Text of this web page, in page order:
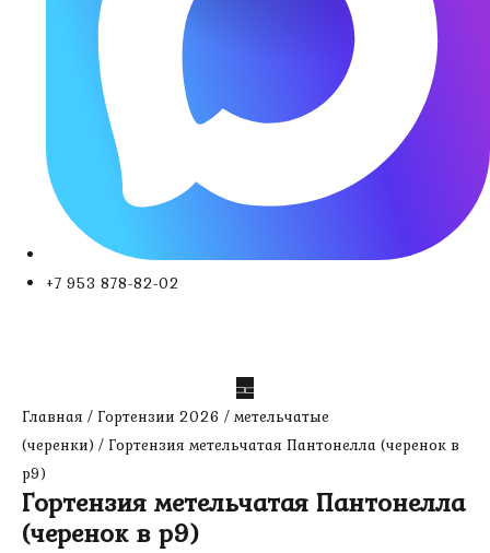
+7 953 878-82-02
Главная / Гортензии 2026 / метельчатые
(черенки) / Гортензия метельчатая Пантонелла (черенок в
р9)
Гортензия метельчатая Пантонелла
(черенок в р9)